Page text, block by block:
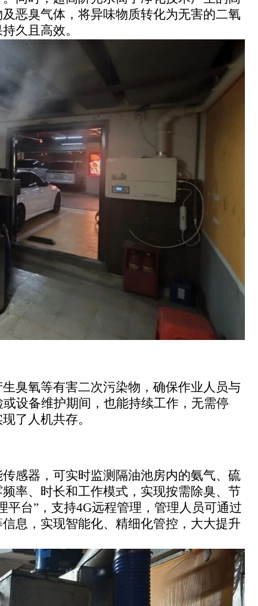
恶臭气体，将异味物质转化为无害的二氧
久且高效。
臭氧等有害二次污染物，确保作业人员与
设备维护期间，也能持续工作，无需停
了人机共存。
感器，可实时监测隔油池房内的氨气、硫
率、时长和工作模式，实现按需除臭、节
平台”，支持4G远程管理，管理人员可通过
息，实现智能化、精细化管控，大大提升